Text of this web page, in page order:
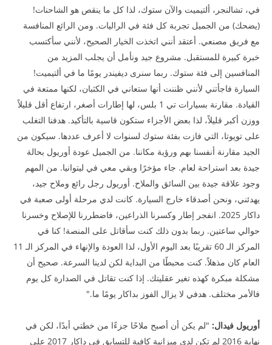
في، تشالنجر، ألتيميت والآن ستوك، لذا كل ما ينقص هو الشاحنات!
(يضحك) من الجميل تجربة كل فئة في الراليات. ومن الرائع المنافسة
مع فريق مصنعي. أعتقد أنني اتخذت الخيار الصحيح، لأنني سأكتسب
خبرة كبيرة للمستقبل. مشروع جيد ونأمل أن يجلب المزيد من
المنافسين إلى فئة ستوك. ربما سنرى ديفيندر يومًا ما في ألتيميت!
السيارة فاجأتني لأنني ظننت أنها ستعاني في الكثبان، لكنها ممتعة في
القيادة. مقارنة بسيارات تي 1 بلس، لها إطارات أصغر، ارتفاع أقل قليلاً
ووزن أكبر قليلاً، لذا بعض الأجزاء ستكون قاسية بالتأكيد. هدفنا التغلب
على تويوتا، التي فازت بفئة ستوك لسنوات لا أعرف عددها. سيكون من
الجيد مقارنة أنفسنا بهم ورؤية مكاننا. من الجميل عودة أوريول بحالة
جيدة بعد استراحة لعام. جاء مؤخرًا وبقي معي في ليتوانيا. من المهم
وجود علاقة جيدة بين السائق والملاح. أوريول رجل رائع وملاح جيد،
يهدئني، ونحن أصدقاء خارج السيارة. كانت لدي مرحلة أولى صعبة في
داكار 2025. انفجر إطار وكسرنا الذراعين، فاضطررنا للإصلاح وخسرنا
حوالي ساعتين. ربما بدون ذلك كنت سأقاتل على المنصة! كنا في
المركز الـ 60 تقريبًا بعد اليوم الأول، لذا العودة والإنهاء في المركز الـ 11
العام كان مذهلاً. كنت محبطًا من البداية لكن لدينا السرعة. صحيح أن
مشكلة مبكرة كهذه تغير عقليتك. إذا كنت تقاتل في الصدارة كل يوم
فالأمر مختلف. هدفي لا يزال الفوز بداكار يومًا ما."
أوريول فيدال: "لم يكن أن أصبح ملاحًا جزءًا من خطتي أبدًا، لكن في
نهاية 2016 لم تكن لدي ميزانية كافية للتسابق في داكار 2017 على